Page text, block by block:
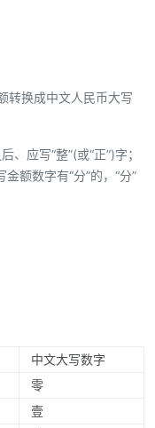
转换成中文人民币大写
、应写“整”(或“正”)字；
金额数字有“分”的，“分”
中文大写数字
零
壹